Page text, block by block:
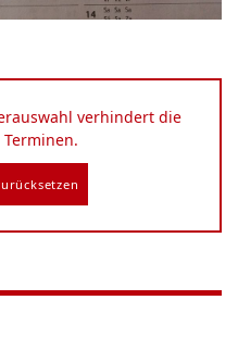
verhindert die